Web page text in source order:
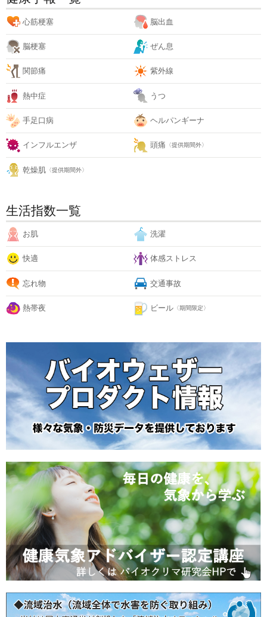
心筋梗塞 脳出血
脳梗塞 ぜん息
関節痛 紫外線
熱中症 うつ
手足口病 ヘルパンギーナ
インフルエンザ 頭痛 〈提供期間外〉
乾燥肌 〈提供期間外〉
生活指数一覧
お肌 洗濯
快適 体感ストレス
忘れ物 交通事故
熱帯夜 ビール 〈期間限定〉